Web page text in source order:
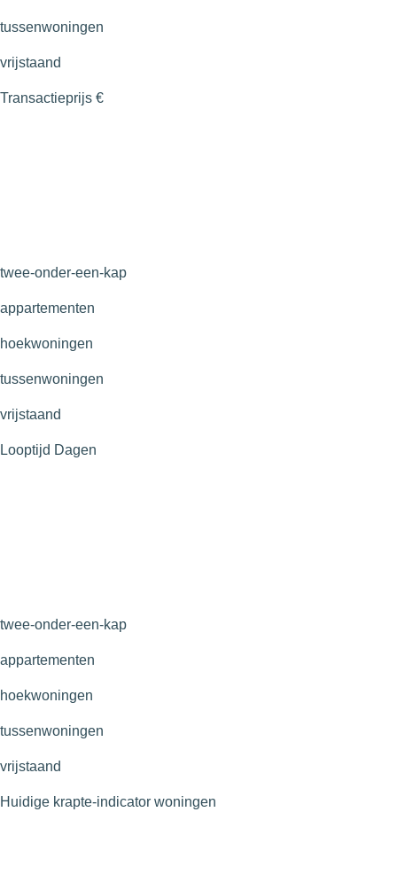
tussenwoningen
vrijstaand
Transactieprijs €
twee-onder-een-kap
appartementen
hoekwoningen
tussenwoningen
vrijstaand
Looptijd Dagen
twee-onder-een-kap
appartementen
hoekwoningen
tussenwoningen
vrijstaand
Huidige krapte-indicator woningen